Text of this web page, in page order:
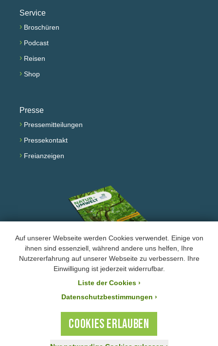
Auf unserer Webseite werden Cookies verwendet. Einige von
ihnen sind essenziell, während andere uns helfen, Ihre
Nutzererfahrung auf unserer Webseite zu verbessern. Ihre
Einwilligung ist jederzeit widerrufbar.
Liste der Cookies ›
Datenschutzbestimmungen ›
COOKIES ERLAUBEN
Service
› Broschüren
› Podcast
› Reisen
› Shop
Presse
› Pressemitteilungen
› Pressekontakt
› Freianzeigen
FacebookInstagramYouTube
› Impressum und Datenschutz
BUND Naturschutz ist steuerlich absetzbar.